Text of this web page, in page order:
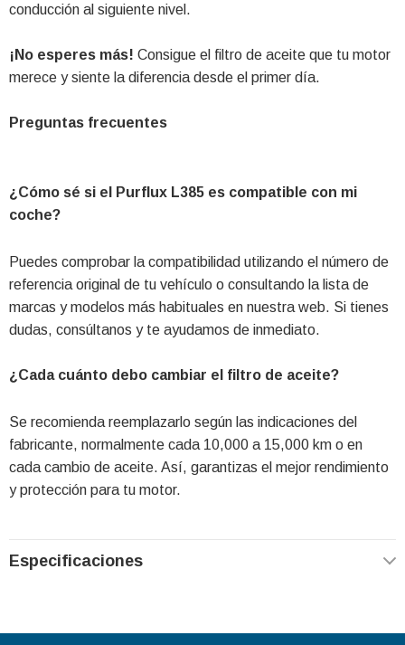
conducción al siguiente nivel.
¡No esperes más! Consigue el filtro de aceite que tu motor
merece y siente la diferencia desde el primer día.
Preguntas frecuentes
¿Cómo sé si el Purflux L385 es compatible con mi
coche?
Puedes comprobar la compatibilidad utilizando el número de
referencia original de tu vehículo o consultando la lista de
marcas y modelos más habituales en nuestra web. Si tienes
dudas, consúltanos y te ayudamos de inmediato.
¿Cada cuánto debo cambiar el filtro de aceite?
Se recomienda reemplazarlo según las indicaciones del
fabricante, normalmente cada 10,000 a 15,000 km o en
cada cambio de aceite. Así, garantizas el mejor rendimiento
y protección para tu motor.
Especificaciones